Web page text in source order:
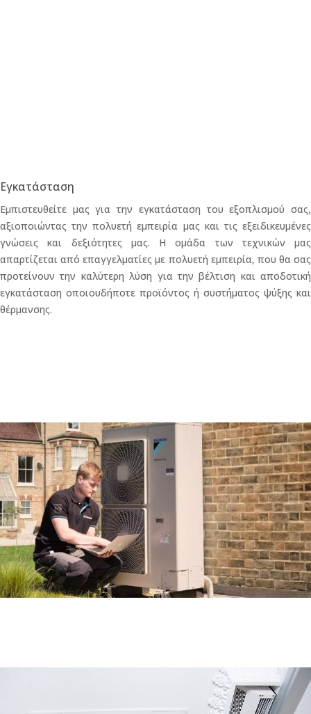
Εγκατάσταση
Εμπιστευθείτε μας για την εγκατάσταση του εξοπλισμού σας,
αξιοποιώντας την πολυετή εμπειρία μας και τις εξειδικευμένες
γνώσεις και δεξιότητες μας. Η ομάδα των τεχνικών μας
απαρτίζεται από επαγγελματίες με πολυετή εμπειρία, που θα σας
προτείνουν την καλύτερη λύση για την βέλτιση και αποδοτική
εγκατάσταση οποιουδήποτε προϊόντος ή συστήματος ψύξης και
θέρμανσης.